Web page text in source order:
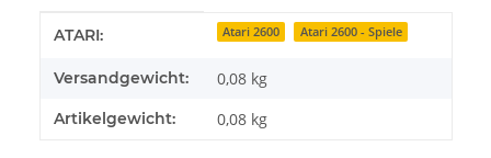
Produkteigenschaft
Wert
ATARI: Atari 2600 Atari 2600 - Spiele
Versandgewicht: 0,08 kg
Artikelgewicht: 0,08 kg